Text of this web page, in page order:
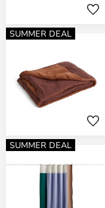
SUMMER DEAL
SUMMER DEAL